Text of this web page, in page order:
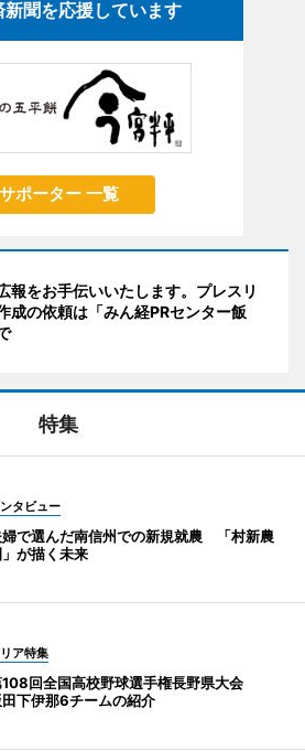
新聞を応援しています
サポーター 一覧
報をお手伝いいたします。プレスリ
成の依頼は「みん経PRセンター飯
特集
タビュー
で選んだ南信州での新規就農 「村新農
が描く未来
ア特集
回全国高校野球選手権長野県大会
下伊那6チームの紹介